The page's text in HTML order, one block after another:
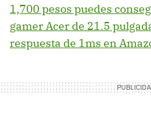
1,700 pesos puedes
gamer Acer de 21.5
respuesta de 1ms en